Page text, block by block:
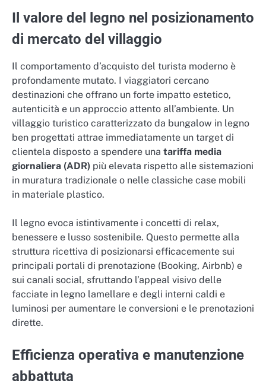
Il valore del legno nel posizionamento
di mercato del villaggio
Il comportamento d’acquisto del turista moderno è
profondamente mutato. I viaggiatori cercano
destinazioni che offrano un forte impatto estetico,
autenticità e un approccio attento all’ambiente. Un
villaggio turistico caratterizzato da bungalow in legno
ben progettati attrae immediatamente un target di
clientela disposto a spendere una tariffa media
giornaliera (ADR) più elevata rispetto alle sistemazioni
in muratura tradizionale o nelle classiche case mobili
in materiale plastico.
Il legno evoca istintivamente i concetti di relax,
benessere e lusso sostenibile. Questo permette alla
struttura ricettiva di posizionarsi efficacemente sui
principali portali di prenotazione (Booking, Airbnb) e
sui canali social, sfruttando l’appeal visivo delle
facciate in legno lamellare e degli interni caldi e
luminosi per aumentare le conversioni e le prenotazioni
dirette.
Efficienza operativa e manutenzione
abbattuta